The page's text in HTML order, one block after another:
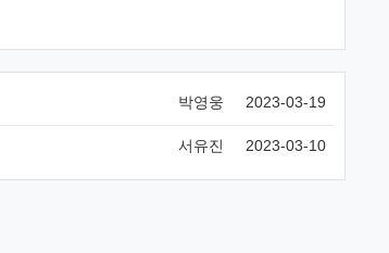
2023-03-19
박영웅
2023-03-10
서유진